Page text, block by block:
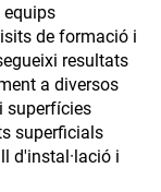
de formació i
resultats
a diversos
superfícies
superficials
d'instal·lació i